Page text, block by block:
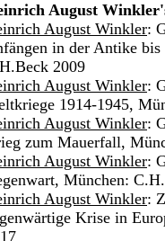
August
August Winkler:
in der Antike
2009
August Winkler:
1914-1945,
August Winkler:
zum Mauerfall,
August Winkler:
München:
August Winkler:
Krise in